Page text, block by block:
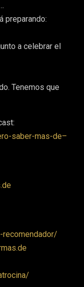
preparando:
a celebrar el
Tenemos que
saber-mas-de–